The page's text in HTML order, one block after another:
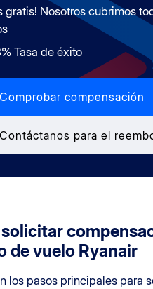
gratis! Nosotros cubrimos
Tasa de éxito
Comprobar compensación
Contáctanos para el
de vuelo Ryanair
los pasos principales para